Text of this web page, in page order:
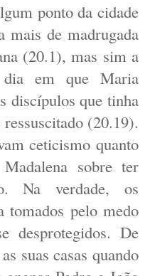
ponto da cidade
mais de madrugada
(20.1), mas sim a
dia em que Maria
discípulos que tinha
(20.19).
ceticismo quanto
sobre ter
Na verdade, os
tomados pelo medo
desprotegidos. De
suas casas quando